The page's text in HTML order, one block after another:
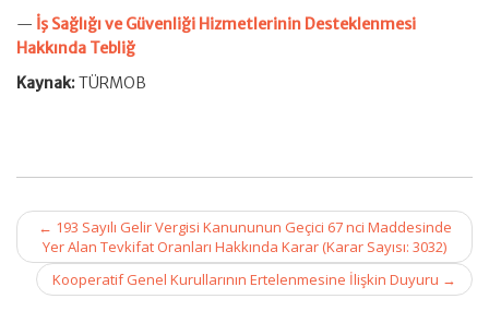
— İş Sağlığı ve Güvenliği Hizmetlerinin Desteklenmesi
Hakkında Tebliğ
Kaynak:TÜRMOB
Post
navigation
← 193 Sayılı Gelir Vergisi Kanununun Geçici 67 nci Maddesinde
Yer Alan Tevkifat Oranları Hakkında Karar (Karar Sayısı: 3032)
Kooperatif Genel Kurullarının Ertelenmesine İlişkin Duyuru →